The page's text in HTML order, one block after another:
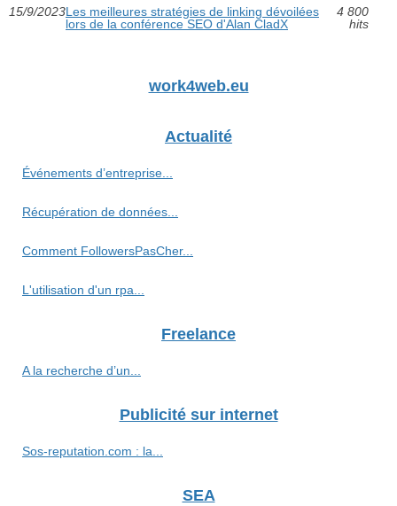
15/9/2023Les meilleures stratégies de linking dévoilées
lors de la conférence SEO d'Alan CladX
4 800
hits
work4web.eu
Actualité
Événements d’entreprise...
Récupération de données...
Comment FollowersPasCher...
L'utilisation d'un rpa...
Freelance
A la recherche d’un...
Publicité sur internet
Sos-reputation.com : la...
SEA